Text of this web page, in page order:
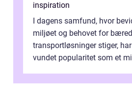
inspiration
I dagens samfund, hvor
miljøet og behovet for
transportløsninger stiger,
vundet popularitet som et